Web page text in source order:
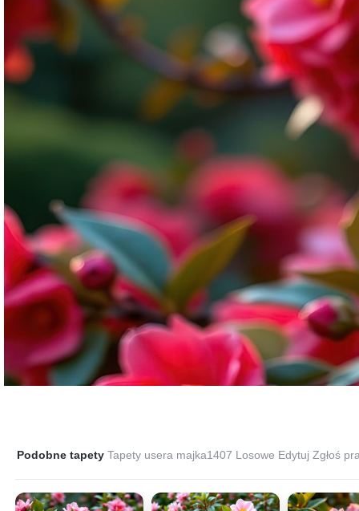
Podobne tapety Tapety usera majka1407 Losowe Edytuj Zgłoś